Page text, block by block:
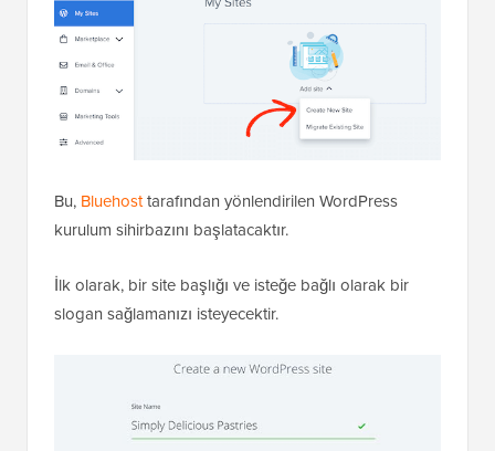
Bu, Bluehosttarafından yönlendirilen WordPress
kurulum sihirbazını başlatacaktır.
İlk olarak, bir site başlığı ve isteğe bağlı olarak bir
slogan sağlamanızı isteyecektir.